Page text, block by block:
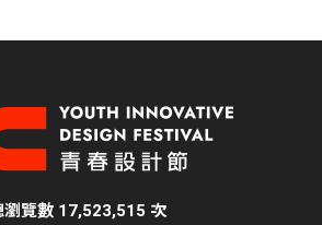
瀏覽數 17,523,515 次